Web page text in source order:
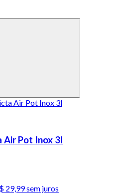
Air Pot Inox 3l
29,99 sem juros